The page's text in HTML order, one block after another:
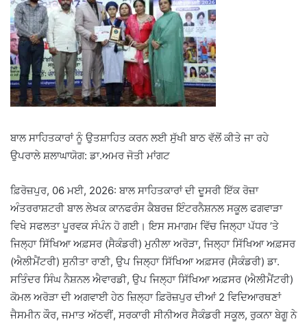
ਬਾਲ ਸਾਹਿਤਕਾਰਾਂ ਨੂੰ ਉਤਸ਼ਾਹਿਤ ਕਰਨ ਲਈ ਸੁੱਖੀ ਬਾਠ ਵੱਲੋਂ ਕੀਤੇ ਜਾ ਰਹੇ
ਉਪਰਾਲੇ ਸ਼ਲਾਘਾਯੋਗ: ਡਾ.ਅਮਰ ਜੋਤੀ ਮਾਂਗਟ
ਫ਼ਿਰੋਜ਼ਪੁਰ, 06 ਮਈ, 2026: ਬਾਲ ਸਾਹਿਤਕਾਰਾਂ ਦੀ ਦੂਸਰੀ ਇੱਕ ਰੋਜ਼ਾ
ਅੰਤਰਰਾਸ਼ਟਰੀ ਬਾਲ ਲੇਖਕ ਕਾਨਫਰੰਸ ਕੈਬਰਜ਼ ਇੰਟਰਨੈਸ਼ਨਲ ਸਕੂਲ ਫਗਵਾੜਾ
ਵਿਖੇ ਸਫਲਤਾ ਪੂਰਵਕ ਸੰਪੰਨ ਹੋ ਗਈ। ਇਸ ਸਮਾਗਮ ਵਿੱਚ ਜਿਲ੍ਹਾ ਪੱਧਰ ’ਤੇ
ਜਿਲ੍ਹਾ ਸਿੱਖਿਆ ਅਫ਼ਸਰ (ਸੈਕੰਡਰੀ) ਮੁਨੀਲਾ ਅਰੋੜਾ, ਜਿਲ੍ਹਾ ਸਿੱਖਿਆ ਅਫ਼ਸਰ
(ਐਲੀਮੈਂਟਰੀ) ਸੁਨੀਤਾ ਰਾਣੀ, ਉਪ ਜਿਲ੍ਹਾ ਸਿੱਖਿਆ ਅਫ਼ਸਰ (ਸੈਕੰਡਰੀ) ਡਾ.
ਸਤਿੰਦਰ ਸਿੰਘ ਨੈਸ਼ਨਲ ਐਵਾਰਡੀ, ਉਪ ਜਿਲ੍ਹਾ ਸਿੱਖਿਆ ਅਫ਼ਸਰ (ਐਲੀਮੈਂਟਰੀ)
ਕੋਮਲ ਅਰੋੜਾ ਦੀ ਅਗਵਾਈ ਹੇਠ ਜ਼ਿਲ੍ਹਾ ਫ਼ਿਰੋਜ਼ਪੁਰ ਦੀਆਂ 2 ਵਿਦਿਆਰਥਣਾਂ
ਜੈਸਮੀਨ ਕੌਰ, ਜਮਾਤ ਅੱਠਵੀਂ, ਸਰਕਾਰੀ ਸੀਨੀਅਰ ਸੈਕੰਡਰੀ ਸਕੂਲ, ਰੁਕਨਾ ਬੇਗੂ ਨੇ